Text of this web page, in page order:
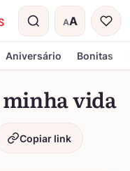
AA
Tamanho do
Aniversário Bonitas
minha vida
Copiar link